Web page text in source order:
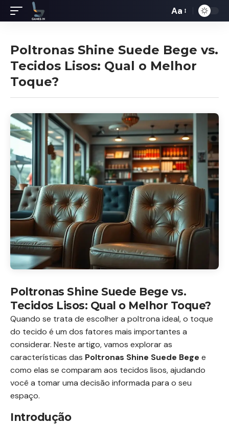
fontes
Aa
Poltronas Shine Suede Bege vs.
Tecidos Lisos: Qual o Melhor
Toque?
Poltronas Shine Suede Bege vs.
Tecidos Lisos: Qual o Melhor Toque?
Quando se trata de escolher a poltrona ideal, o toque
do tecido é um dos fatores mais importantes a
considerar. Neste artigo, vamos explorar as
características das Poltronas Shine Suede Bege e
como elas se comparam aos tecidos lisos, ajudando
você a tomar uma decisão informada para o seu
espaço.
Introdução